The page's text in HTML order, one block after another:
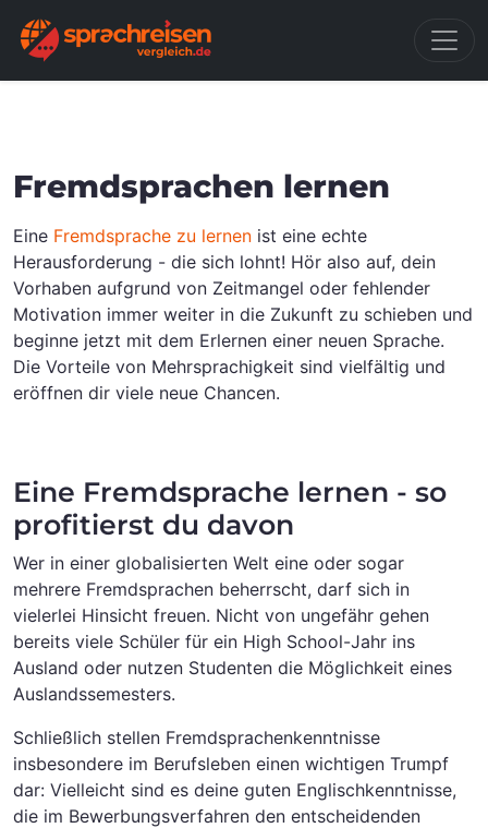
Fremdsprachen lernen
Eine Fremdsprache zu lernen ist eine echte
Herausforderung - die sich lohnt! Hör also auf, dein
Vorhaben aufgrund von Zeitmangel oder fehlender
Motivation immer weiter in die Zukunft zu schieben und
beginne jetzt mit dem Erlernen einer neuen Sprache.
Die Vorteile von Mehrsprachigkeit sind vielfältig und
eröffnen dir viele neue Chancen.
Eine Fremdsprache lernen - so
profitierst du davon
Wer in einer globalisierten Welt eine oder sogar
mehrere Fremdsprachen beherrscht, darf sich in
vielerlei Hinsicht freuen. Nicht von ungefähr gehen
bereits viele Schüler für ein High School-Jahr ins
Ausland oder nutzen Studenten die Möglichkeit eines
Auslandssemesters.
Schließlich stellen Fremdsprachenkenntnisse
insbesondere im Berufsleben einen wichtigen Trumpf
dar: Vielleicht sind es deine guten Englischkenntnisse,
die im Bewerbungsverfahren den entscheidenden